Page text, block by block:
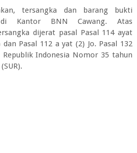
tersangka dan barang bukti
di Kantor BNN Cawang. Atas
dijerat pasal Pasal 114 ayat
Pasal 112 a yat (2) Jo. Pasal 132
Republik Indonesia Nomor 35 tahun